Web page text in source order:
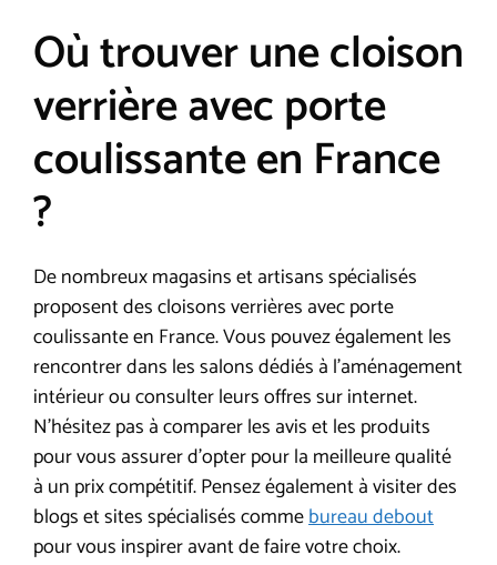
Où trouver une cloison
verrière avec porte
coulissante en France
?
De nombreux magasins et artisans spécialisés
proposent des cloisons verrières avec porte
coulissante en France. Vous pouvez également les
rencontrer dans les salons dédiés à l’aménagement
intérieur ou consulter leurs offres sur internet.
N’hésitez pas à comparer les avis et les produits
pour vous assurer d’opter pour la meilleure qualité
à un prix compétitif. Pensez également à visiter des
blogs et sites spécialisés commebureau debout
pour vous inspirer avant de faire votre choix.